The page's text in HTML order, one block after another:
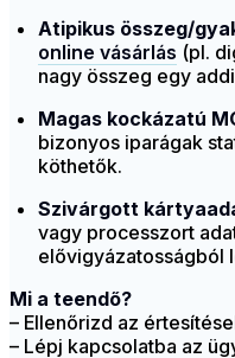
Atipikus összeg/
online vásárlás (pl.
nagy összeg egy
Magas kockázatú
bizonyos iparágak
köthetők.
Szivárgott
vagy processzort
elővigyázatosságból
Mi a teendő?
– Ellenőrizd az
– Lépj kapcsolatba az